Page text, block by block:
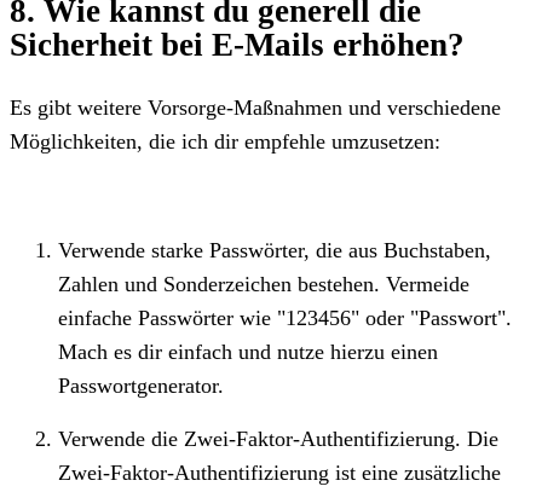
8. Wie kannst du generell die
Sicherheit bei E-Mails erhöhen?
Es gibt weitere Vorsorge-Maßnahmen und verschiedene
Möglichkeiten, die ich dir empfehle umzusetzen:
Verwende starke Passwörter, die aus Buchstaben,
Zahlen und Sonderzeichen bestehen. Vermeide
einfache Passwörter wie "123456" oder "Passwort".
Mach es dir einfach und nutze hierzu einen
Passwortgenerator.
Verwende die Zwei-Faktor-Authentifizierung. Die
Zwei-Faktor-Authentifizierung ist eine zusätzliche